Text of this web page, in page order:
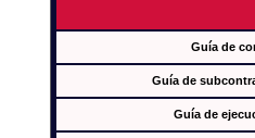
Guía de
Guía de
Guía de